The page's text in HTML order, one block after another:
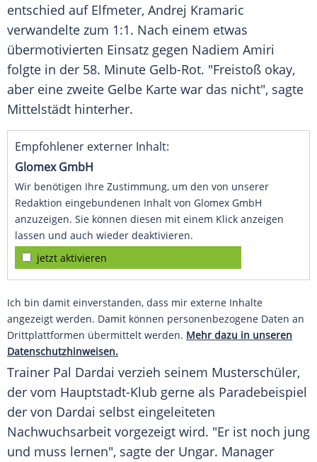
entschied auf Elfmeter, Andrej Kramaric
verwandelte zum 1:1. Nach einem etwas
übermotivierten Einsatz gegen Nadiem Amiri
folgte in der 58. Minute Gelb-Rot. "Freistoß okay,
aber eine zweite Gelbe Karte war das nicht", sagte
Mittelstädt hinterher.
Empfohlener externer Inhalt:
Glomex GmbH
Wir benötigen Ihre Zustimmung, um den von unserer
Redaktion eingebundenen Inhalt von Glomex GmbH
anzuzeigen. Sie können diesen mit einem Klick anzeigen
lassen und auch wieder deaktivieren.
jetzt aktivieren
Ich bin damit einverstanden, dass mir externe Inhalte
angezeigt werden. Damit können personenbezogene Daten an
Drittplattformen übermittelt werden. Mehr dazu in unseren
Datenschutzhinweisen.
Trainer Pal Dardai verzieh seinem Musterschüler,
der vom Hauptstadt-Klub gerne als Paradebeispiel
der von Dardai selbst eingeleiteten
Nachwuchsarbeit vorgezeigt wird. "Er ist noch jung
und muss lernen", sagte der Ungar. Manager